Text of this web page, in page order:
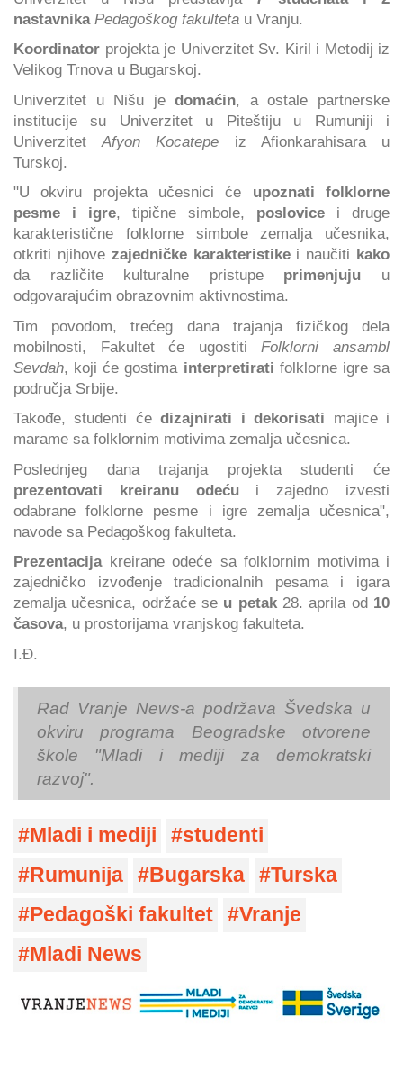
nastavnika Pedagoškog fakulteta u Vranju.
Koordinator projekta je Univerzitet Sv. Kiril i Metodij iz
Velikog Trnova u Bugarskoj.
Univerzitet u Nišu jedomaćin, a ostale partnerske
institucije su Univerzitet u Piteštiju u Rumuniji i
UniverzitetAfyon Kocatepe iz Afionkarahisara u
Turskoj.
"U okviru projekta učesnici će upoznati folklorne
pesme i igre, tipične simbole, poslovice i druge
karakteristične folklorne simbole zemalja učesnika,
otkriti njihove zajedničke karakteristike i naučiti
kako
da različite kulturalne pristupeprimenjuju u
odgovarajućim obrazovnim aktivnostima.
Tim povodom, trećeg dana trajanja fizičkog dela
mobilnosti, Fakultet će ugostitiFolklorni ansambl
Sevdah, koji će gostima interpretirati folklorne igre sa
područja Srbije.
Takođe, studenti ćedizajnirati i dekorisati majice i
marame sa folklornim motivima zemalja učesnica.
Poslednjeg dana trajanja projekta studenti će
prezentovati kreiranu odećui zajedno izvesti
odabrane folklorne pesme i igre zemalja učesnica",
navode sa Pedagoškog fakulteta.
Prezentacija kreirane odeće sa folklornim motivima i
zajedničko izvođenje tradicionalnih pesama i igara
zemalja učesnica, održaće se u petak 28. aprila od 10
časova, u prostorijama vranjskog fakulteta.
I.Đ.
Rad Vranje News-a podržava Švedska u
okviru programa Beogradske otvorene
škole "Mladi i mediji za demokratski
razvoj".
Mladi i mediji
studenti
Rumunija
Bugarska
Turska
Pedagoški fakultet
Vranje
Mladi News